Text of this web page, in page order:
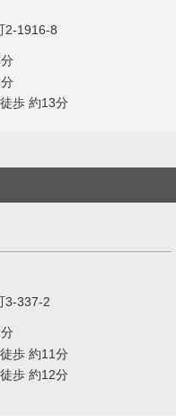
2-1916-8
歩 約13分
3-337-2
歩 約11分
歩 約12分